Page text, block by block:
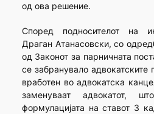
од ова решение.
Според подносителот на
Драган Атанасовски, со
од Законот за парничната
се забранувало адвокатските
вработен во адвокатска
заменуваат адвокатот,
формулацијата на ставот 3